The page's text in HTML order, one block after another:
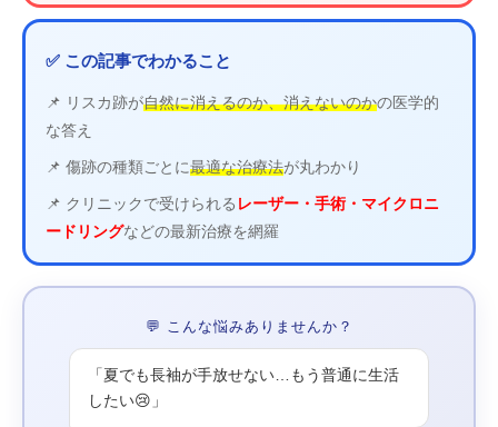
✅ この記事でわかること
📌 リスカ跡が自然に消えるのか、消えないのかの医学的
な答え
📌 傷跡の種類ごとに最適な治療法が丸わかり
📌 クリニックで受けられる レーザー・手術・マイクロニ
ードリングなどの最新治療を網羅
💬 こんな悩みありませんか？
「夏でも長袖が手放せない…もう普通に生活
したい😢」